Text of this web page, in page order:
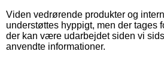
Viden vedrørende produkter og
understøttes hyppigt, men der tages
der kan være udarbejdet siden vi
anvendte informationer.